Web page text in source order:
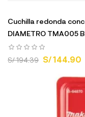
Cuchilla redonda
DIAMETRO TMA005
S/ 194.39 S/ 144.90